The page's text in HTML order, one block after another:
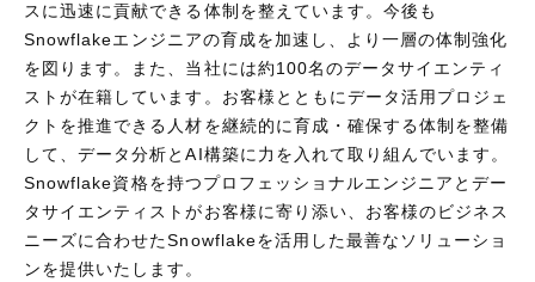
スに迅速に貢献できる体制を整えています。今後も
Snowflakeエンジニアの育成を加速し、より一層の体制強化
を図ります。また、当社には約100名のデータサイエンティ
ストが在籍しています。お客様とともにデータ活用プロジェ
クトを推進できる人材を継続的に育成・確保する体制を整備
して、データ分析とAI構築に力を入れて取り組んでいます。
Snowflake資格を持つプロフェッショナルエンジニアとデー
タサイエンティストがお客様に寄り添い、お客様のビジネス
ニーズに合わせたSnowflakeを活用した最善なソリューショ
ンを提供いたします。